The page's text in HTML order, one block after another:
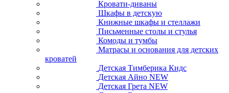
Кровати-диваны
Шкафы в детскую
Книжные шкафы и стеллажи
Письменные столы и стулья
Комоды и тумбы
Матрасы и основания для детских
кроватей
Детская Тимберика Кидс
Детская Айно NEW
Детская Грета NEW